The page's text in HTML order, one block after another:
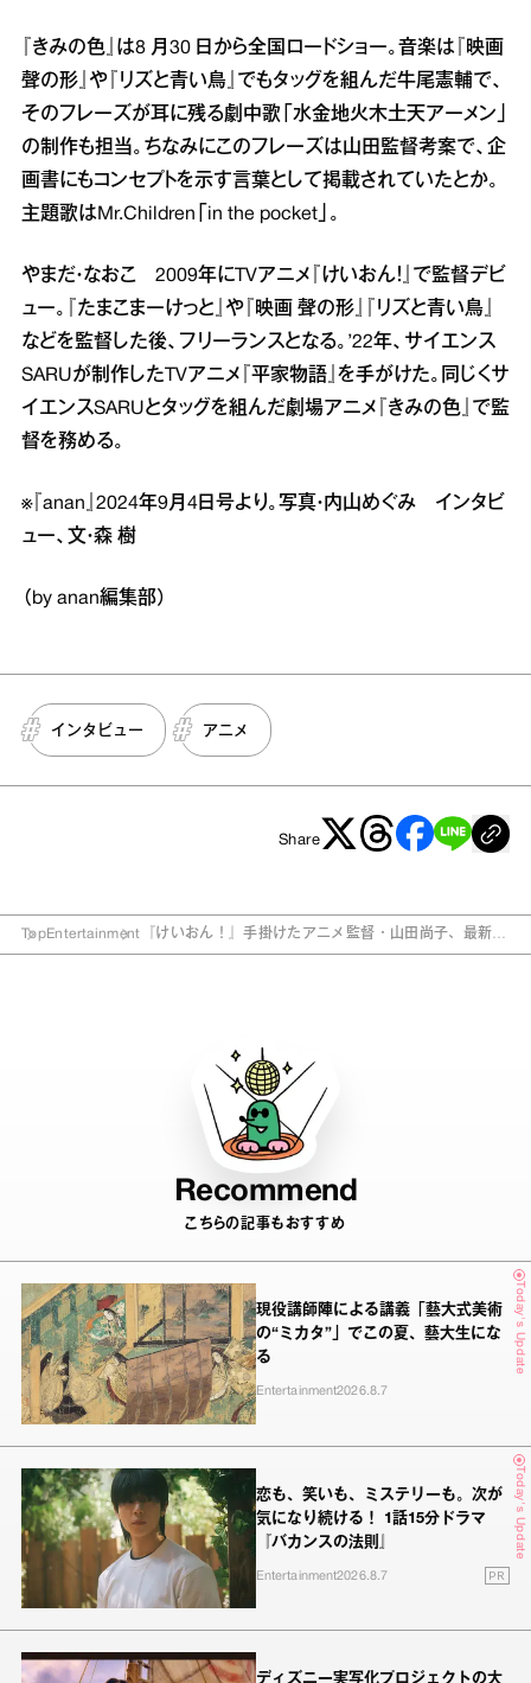
『きみの色』は8 月30 日から全国ロードショー。音楽は『映画
聲の形』や『リズと青い鳥』でもタッグを組んだ牛尾憲輔で、
そのフレーズが耳に残る劇中歌「水金地火木土天アーメン」
の制作も担当。ちなみにこのフレーズは山田監督考案で、企
画書にもコンセプトを示す言葉として掲載されていたとか。
主題歌はMr.Children「in the pocket」。
やまだ・なおこ 2009年にTVアニメ『けいおん！』で監督デビ
ュー。『たまこまーけっと』や『映画 聲の形』『リズと青い鳥』
などを監督した後、フリーランスとなる。’22年、サイエンス
SARUが制作したTVアニメ『平家物語』を手がけた。同じくサ
イエンスSARUとタッグを組んだ劇場アニメ『きみの色』で監
督を務める。
※『anan』2024年9月4日号より。写真・内山めぐみ インタビ
ュー、文・森 樹
（by anan編集部）
インタビュー アニメ
Share
TopEntertainment 『けいおん！』手掛けたアニメ監督・山田尚子、最新作
Recommend
こちらの記事もおすすめ
Today's Update
現役講師陣による講義「藝大式美術
の“ミカタ”」でこの夏、藝大生にな
る
Entertainment2026.8.7
Today's Update
恋も、笑いも、ミステリーも。次が
気になり続ける！ 1話15分ドラマ
『バカンスの法則』
Entertainment2026.8.7 PR
ディズニー実写化プロジェクトの大